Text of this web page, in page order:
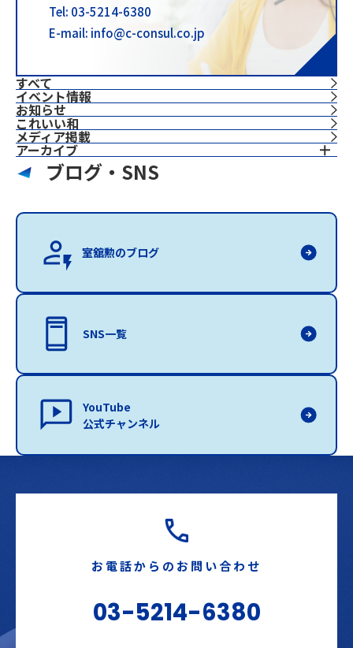
すべて
イベント情報
お知らせ
これいい和
⁨⁩メディア掲載
アーカイブ
Tel: 03-5214-6380
E-mail: info@c-consul.co.jp
ブログ・SNS
室舘勲のブログ
SNS一覧
YouTube
公式チャンネル
お電話からのお問い合わせ
03-5214-6380